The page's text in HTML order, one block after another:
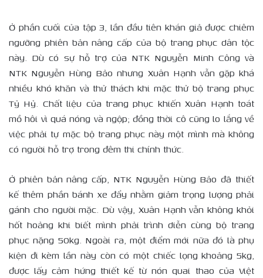
Ở phần cuối của tập 3, lần đầu tiên khán giả được chiêm
ngưỡng phiên bản nâng cấp của bộ trang phục dân tộc
này. Dù có sự hỗ trợ của NTK Nguyễn Minh Công và
NTK Nguyễn Hùng Bảo nhưng Xuân Hạnh vẫn gặp khá
nhiều khó khăn và thử thách khi mặc thử bộ trang phục
Tỷ Hỷ. Chất liệu của trang phục khiến Xuân Hạnh toát
mồ hôi vì quá nóng và ngộp; đồng thời cô cũng lo lắng về
việc phải tự mặc bộ trang phục này một mình mà không
có người hỗ trợ trong đêm thi chính thức.
Ở phiên bản nâng cấp, NTK Nguyễn Hùng Bảo đã thiết
kế thêm phần bánh xe đẩy nhằm giảm trọng lượng phải
gánh cho người mặc. Dù vậy, Xuân Hạnh vẫn không khỏi
hốt hoảng khi biết mình phải trình diễn cùng bộ trang
phục nặng 50kg. Ngoài ra, một điểm mới nữa đó là phụ
kiện đi kèm lần này còn có một chiếc lọng khoảng 5kg,
được lấy cảm hứng thiết kế từ nón quai thao của Việt